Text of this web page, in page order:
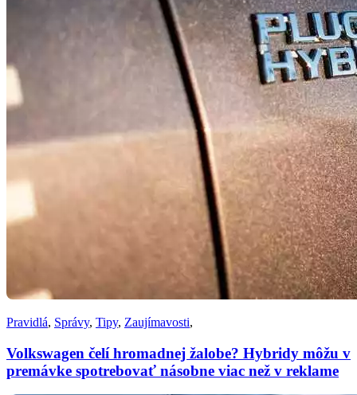
Pravidlá, Správy, Tipy, Zaujímavosti,
Volkswagen čelí hromadnej žalobe? Hybridy môžu v
premávke spotrebovať násobne viac než v reklame